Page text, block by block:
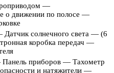
—
о движении по полосе —
солнечного света — (6
коробка передач —
приборов — Тахометр
и натяжители —